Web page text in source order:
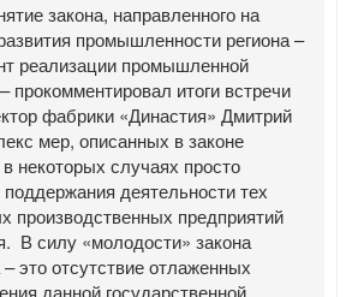
закона, направленного на
промышленности региона –
реализации промышленной
прокомментировал итоги встречи
фабрики «Династия» Дмитрий
мер, описанных в законе
некоторых случаях просто
деятельности тех
производственных предприятий
В силу «молодости» закона
это отсутствие отлаженных
данной государственной